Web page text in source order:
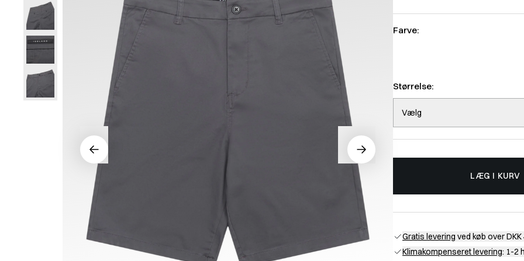
Farve:
Størrelse:
Vælg
LÆG I KURV
Gratis levering ved køb over DKK
Klimakompenseret levering: 1-2